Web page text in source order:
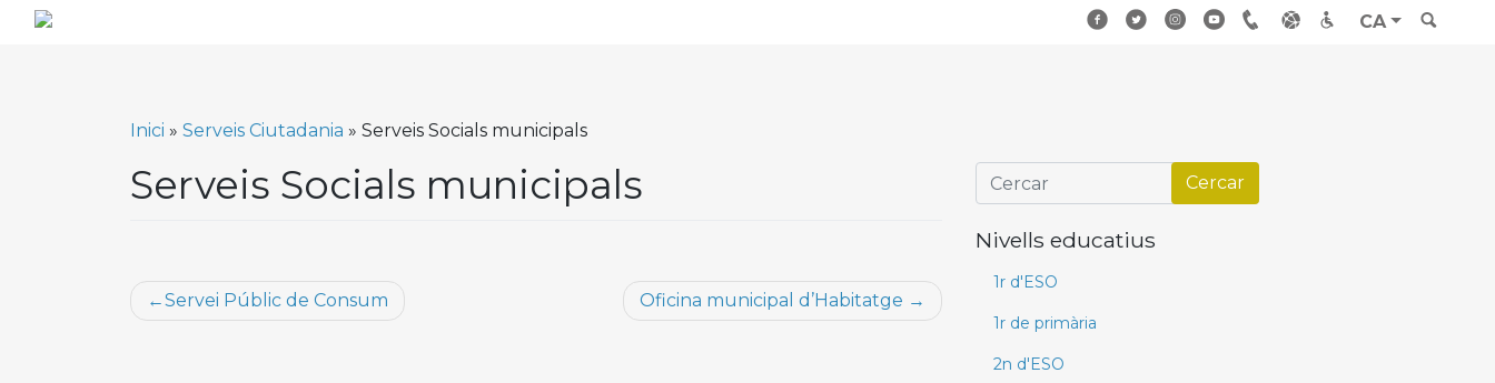
Skip
CA
Inici » Serveis Ciutadania » Serveis Socials municipals
Serveis Socials municipals
Navegació
d'entrades
Servei Públic de Consum Oficina municipal d’Habitatge
Nivells educatius
1r d'ESO
1r de primària
2n d'ESO